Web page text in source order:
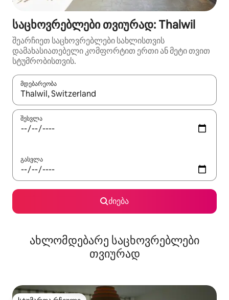
საცხოვრებლები თვიურად: Thalwil
შეარჩიეთ საცხოვრებლები სახლისთვის
დამახასიათებელი კომფორტით ერთი ან მეტი თვით
სტუმრობისთვის.
მდებარეობა
როცა შედეგები ხელმისაწვდომი გახდება, ნავიგაციისთვის
შესვლა
გასვლა
ძიება
ახლომდებარე საცხოვრებლები
თვიურად